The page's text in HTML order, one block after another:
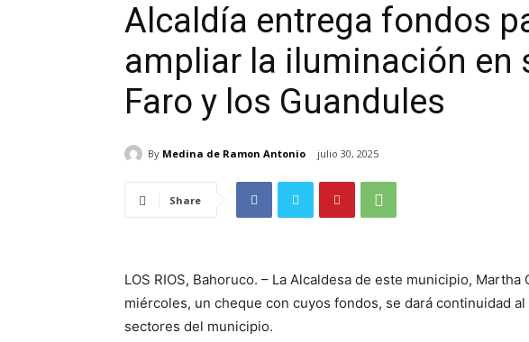
Alcaldía entrega fondos
ampliar la iluminación en
Faro y los Guandules
By Medina de Ramon Antonio julio 30, 2025
Share
LOS RIOS, Bahoruco. – La Alcaldesa de este municipio,
miércoles, un cheque con cuyos fondos, se dará continuidad
sectores del municipio.